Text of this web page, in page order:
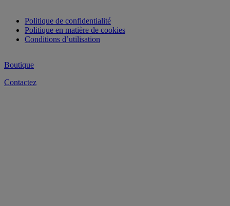
Politique de confidentialité
Politique en matière de cookies
Conditions d’utilisation
Boutique
Contactez